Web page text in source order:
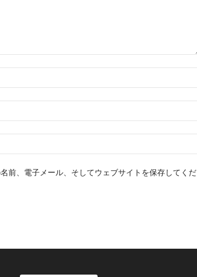
前、電子メール、そしてウェブサイトを保存してくだ